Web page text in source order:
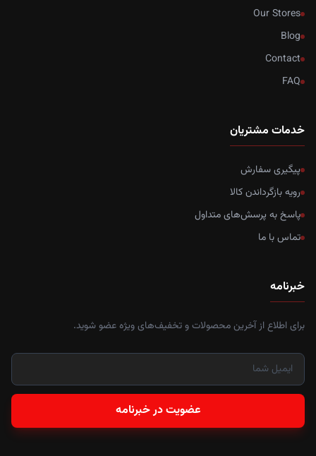
Our Stores
Blog
Contact
FAQ
خدمات مشتریان
پیگیری سفارش
رویه بازگرداندن کالا
پاسخ به پرسش‌های متداول
تماس با ما
خبرنامه
برای اطلاع از آخرین محصولات و تخفیف‌های ویژه عضو شوید.
عضویت در خبرنامه